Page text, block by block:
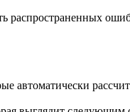
распространенных
автоматически